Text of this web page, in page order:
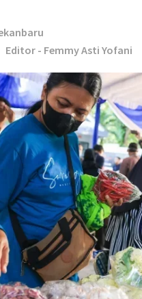
Editor - Femmy Asti Yofani